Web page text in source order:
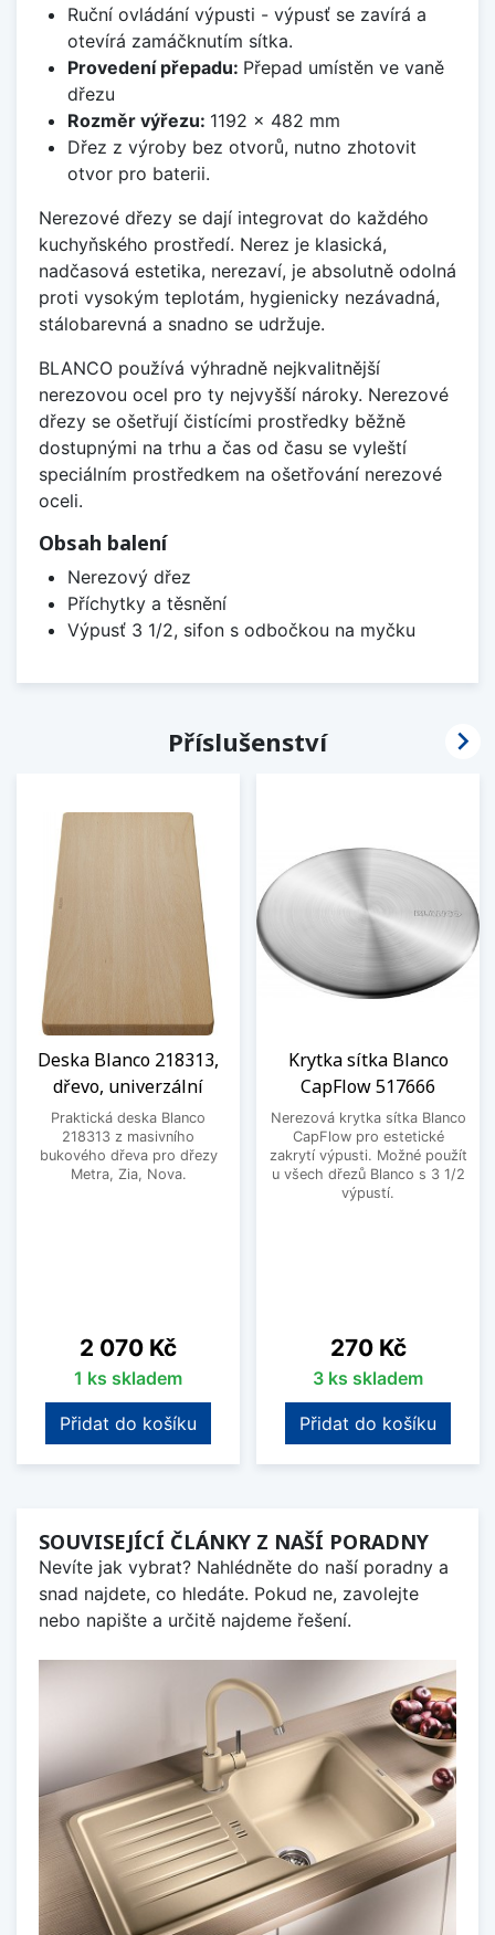
Ruční ovládání výpusti - výpusť se zavírá a
otevírá zamáčknutím sítka.
Provedení přepadu: Přepad umístěn ve vaně
dřezu
Rozměr výřezu: 1192 x 482 mm
Dřez z výroby bez otvorů, nutno zhotovit
otvor pro baterii.
Nerezové dřezy se dají integrovat do každého
kuchyňského prostředí. Nerez je klasická,
nadčasová estetika, nerezaví, je absolutně odolná
proti vysokým teplotám, hygienicky nezávadná,
stálobarevná a snadno se udržuje.
BLANCO používá výhradně nejkvalitnější
nerezovou ocel pro ty nejvyšší nároky. Nerezové
dřezy se ošetřují čistícími prostředky běžně
dostupnými na trhu a čas od času se vyleští
speciálním prostředkem na ošetřování nerezové
oceli.
Obsah balení
Nerezový dřez
Příchytky a těsnění
Výpusť 3 1/2, sifon s odbočkou na myčku
Příslušenství
Deska Blanco 218313,
dřevo, univerzální
Praktická deska Blanco
218313 z masivního
bukového dřeva pro dřezy
Metra, Zia, Nova.
Cena
2 070 Kč
1 ks skladem
Přidat do košíku
Krytka sítka Blanco
CapFlow 517666
Nerezová krytka sítka Blanco
CapFlow pro estetické
zakrytí výpusti. Možné použít
u všech dřezů Blanco s 3 1/2
výpustí.
Cena
270 Kč
3 ks skladem
Přidat do košíku

SOUVISEJÍCÍ ČLÁNKY Z NAŠÍ PORADNY
Nevíte jak vybrat? Nahlédněte do naší poradny a
snad najdete, co hledáte. Pokud ne, zavolejte
nebo napište a určitě najdeme řešení.